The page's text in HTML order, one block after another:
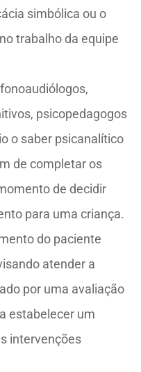
simbólica ou o
trabalho da equipe
psicopedagogos
o saber psicanalítico
de completar os
de decidir
para uma criança.
do paciente
atender a
por uma avaliação
estabelecer um
intervenções